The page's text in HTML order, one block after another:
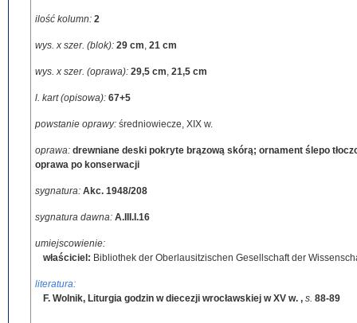
ilość kolumn: 2
wys. x szer. (blok): 29 cm, 21 cm
wys. x szer. (oprawa): 29,5 cm, 21,5 cm
l. kart (opisowa): 67+5
powstanie oprawy: średniowiecze, XIX w.
oprawa: drewniane deski pokryte brązową skórą; ornament ślepo
oprawa po konserwacji
sygnatura: Akc. 1948/208
sygnatura dawna: A.III.I.16
umiejscowienie:
właściciel: Bibliothek der Oberlausitzischen Gesellschaft der
literatura:
F. Wolnik, Liturgia godzin w diecezji wrocławskiej w XV w. , s. 88-89